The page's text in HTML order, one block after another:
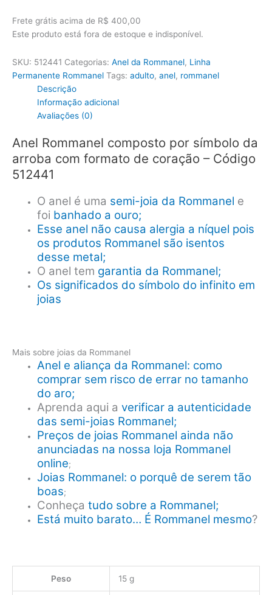
Frete grátis acima de R$ 400,00
Este produto está fora de estoque e indisponível.
SKU: 512441 Categorias: Anel da Rommanel, Linha
Permanente Rommanel Tags: adulto, anel, rommanel
Descrição
Informação adicional
Avaliações (0)
Anel Rommanel composto por símbolo da
arroba com formato de coração – Código
512441
O anel é uma semi-joia da Rommanel e
foi banhado a ouro;
Esse anel não causa alergia a níquel pois
os produtos Rommanel são isentos
desse metal;
O anel tem garantia da Rommanel;
Os significados do símbolo do infinito em
joias
Mais sobre joias da Rommanel
Anel e aliança da Rommanel: como
comprar sem risco de errar no tamanho
do aro;
Aprenda aqui averificar a autenticidade
das semi-joias Rommanel;
Preços de joias Rommanel ainda não
anunciadas na nossa loja Rommanel
online;
Joias Rommanel: o porquê de serem tão
boas;
Conheçatudo sobre a Rommanel;
Está muito barato… É Rommanel mesmo?
Peso 15 g